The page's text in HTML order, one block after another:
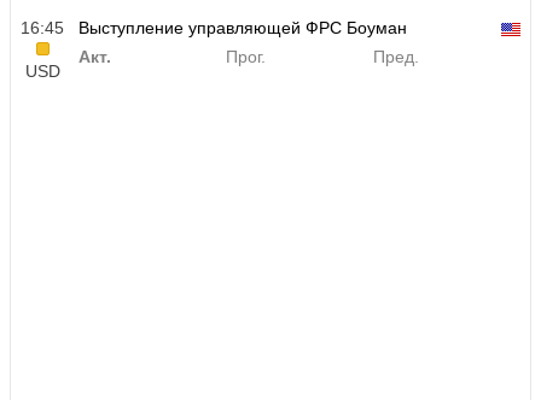
16:45
USD
Выступление управляющей ФРС Боуман
Акт.
Прог. Пред.